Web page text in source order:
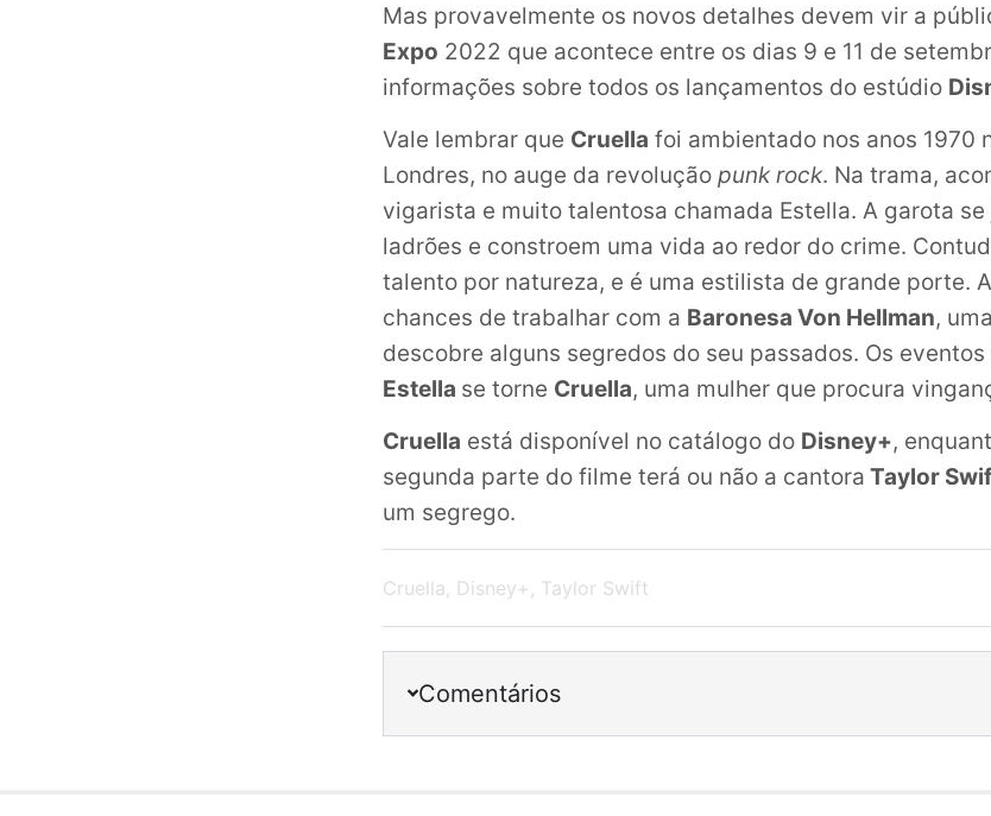
Mas provavelmente os novos detalhes devem vir a
Expo 2022 que acontece entre os dias 9 e 11 de
informações sobre todos os lançamentos do estúdio
Vale lembrar que Cruella foi ambientado nos anos 1970
Londres, no auge da revolução punk rock. Na trama,
vigarista e muito talentosa chamada Estella. A garota
ladrões e constroem uma vida ao redor do crime.
talento por natureza, e é uma estilista de grande porte.
chances de trabalhar com a Baronesa Von Hellman,
descobre alguns segredos do seu passados. Os
Estella se torne Cruella, uma mulher que procura
Cruella está disponível no catálogo do Disney+,
segunda parte do filme terá ou não a cantora Taylor
um segrego.
Cruella Disney+ Taylor Swift
Comentários